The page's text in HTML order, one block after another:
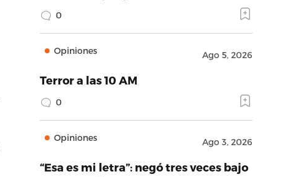
0
Opiniones Ago 5, 2026
Terror a las 10 AM
0
Opiniones Ago 3, 2026
“Esa es mi letra”: negó tres veces bajo